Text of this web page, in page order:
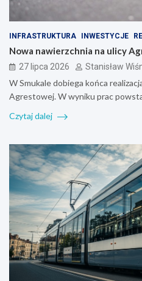
INFRASTRUKTURA INWESTYCJE
Nowa nawierzchnia na ulicy
27 lipca 2026 Stanisław
W Smukale dobiega końca
Agrestowej. W wyniku prac
Czytaj dalej